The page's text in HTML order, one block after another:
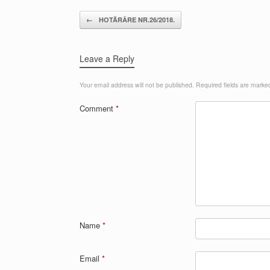
Post navigation
← HOTĂRÂRE NR.26/2018.
Leave a Reply
Your email address will not be published. Required fields are
Comment *
Name *
Email *